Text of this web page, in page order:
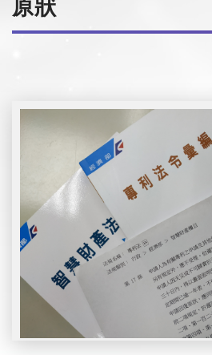
原狀